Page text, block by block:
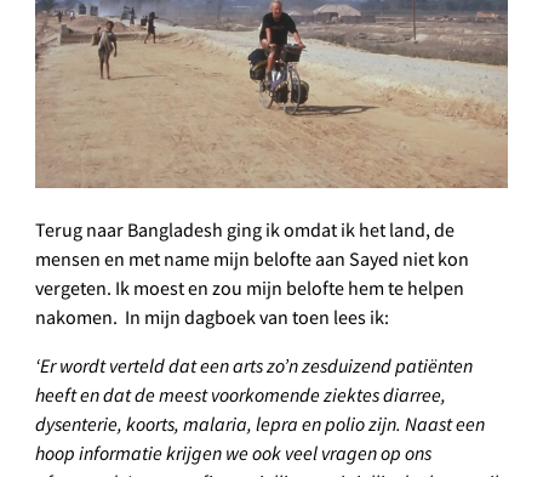
Terug naar Bangladesh ging ik omdat ik het land, de
mensen en met name mijn belofte aan Sayed niet kon
vergeten. Ik moest en zou mijn belofte hem te helpen
nakomen. In mijn dagboek van toen lees ik:
‘Er wordt verteld dat een arts zo’n zesduizend patiënten
heeft en dat de meest voorkomende ziektes diarree,
dysenterie, koorts, malaria, lepra en polio zijn. Naast een
hoop informatie krijgen we ook veel vragen op ons